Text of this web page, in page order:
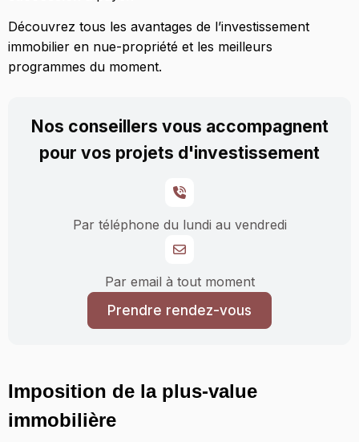
Découvrez tous les avantages de l’investissement
immobilier en nue-propriété et les meilleurs
programmes du moment.
Nos conseillers vous accompagnent
pour vos projets d'investissement
Par téléphone du lundi au vendredi
Par email à tout moment
Prendre rendez-vous
Imposition de la plus-value
immobilière